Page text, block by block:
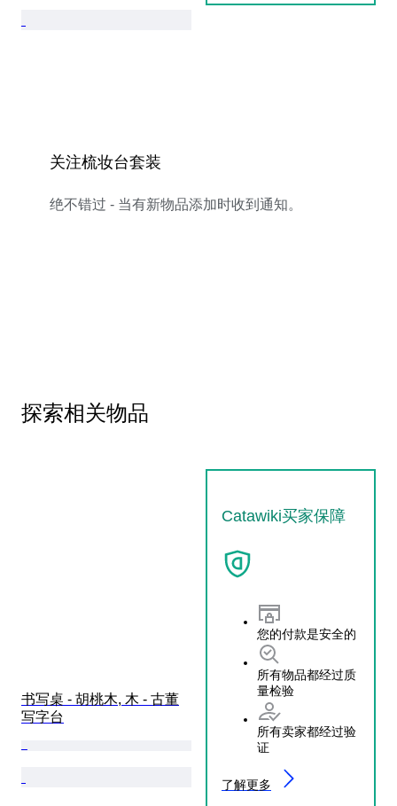
关注梳妆台套装
绝不错过 - 当有新物品添加时收到通知。
探索相关物品
Catawiki买家保障
您的付款是安全的
所有物品都经过质
量检验
所有卖家都经过验
证
了解更多
书写桌 - 胡桃木, 木 - 古董
写字台